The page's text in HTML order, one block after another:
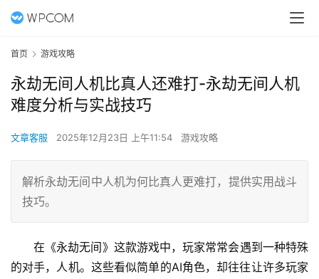
首页 游戏攻略
永劫无间人机比真人还难打-永劫无间人机
难度分析与实战技巧
文章客服 2025年12月23日 上午11:54 游戏攻略
解析永劫无间中人机为何比真人更难打，提供实用战斗
技巧。
在《永劫无间》这款游戏中，玩家常常会遇到一种特殊
的对手，人机。这些看似简单的AI角色，却往往让许多玩家